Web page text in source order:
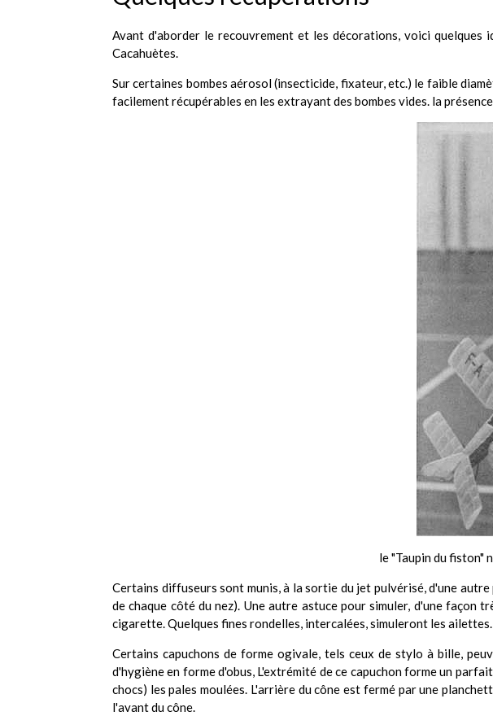
Avant d'aborder le recouvrement et les décorations, voici
Cacahuètes.
Sur certaines bombes aérosol (insecticide, fixateur, etc.) le faible
facilement récupérables en les extrayant des bombes vides. la
le "Taupin du fiston"
Certains diffuseurs sont munis, à la sortie du jet pulvérisé, d'une
de chaque côté du nez). Une autre astuce pour simuler, d'une façon
cigarette. Quelques fines rondelles, intercalées, simuleront les ailettes.
Certains capuchons de forme ogivale, tels ceux de stylo à bille,
d'hygiène en forme d'obus, L'extrémité de ce capuchon forme un
chocs) les pales moulées. L'arrière du cône est fermé par une
l'avant du cône.